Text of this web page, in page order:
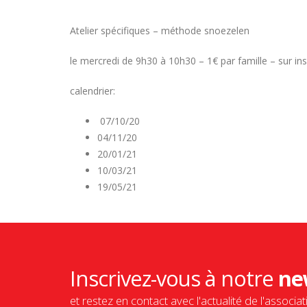
Atelier spécifiques – méthode snoezelen
le mercredi de 9h30 à 10h30 – 1€ par famille – sur
calendrier:
07/10/20
04/11/20
20/01/21
10/03/21
19/05/21
Inscrivez-vous à notre
et restez en contact avec l'actualité de